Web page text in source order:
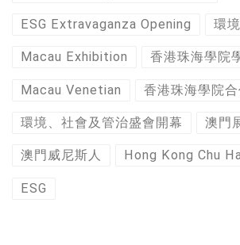
ESG Extravaganza Opening 環
Macau Exhibition 香港珠海學院
Macau Venetian 香港珠海學院
環境、社會及管治盛會開幕 澳門
澳門威尼斯人 Hong Kong Chu
ESG